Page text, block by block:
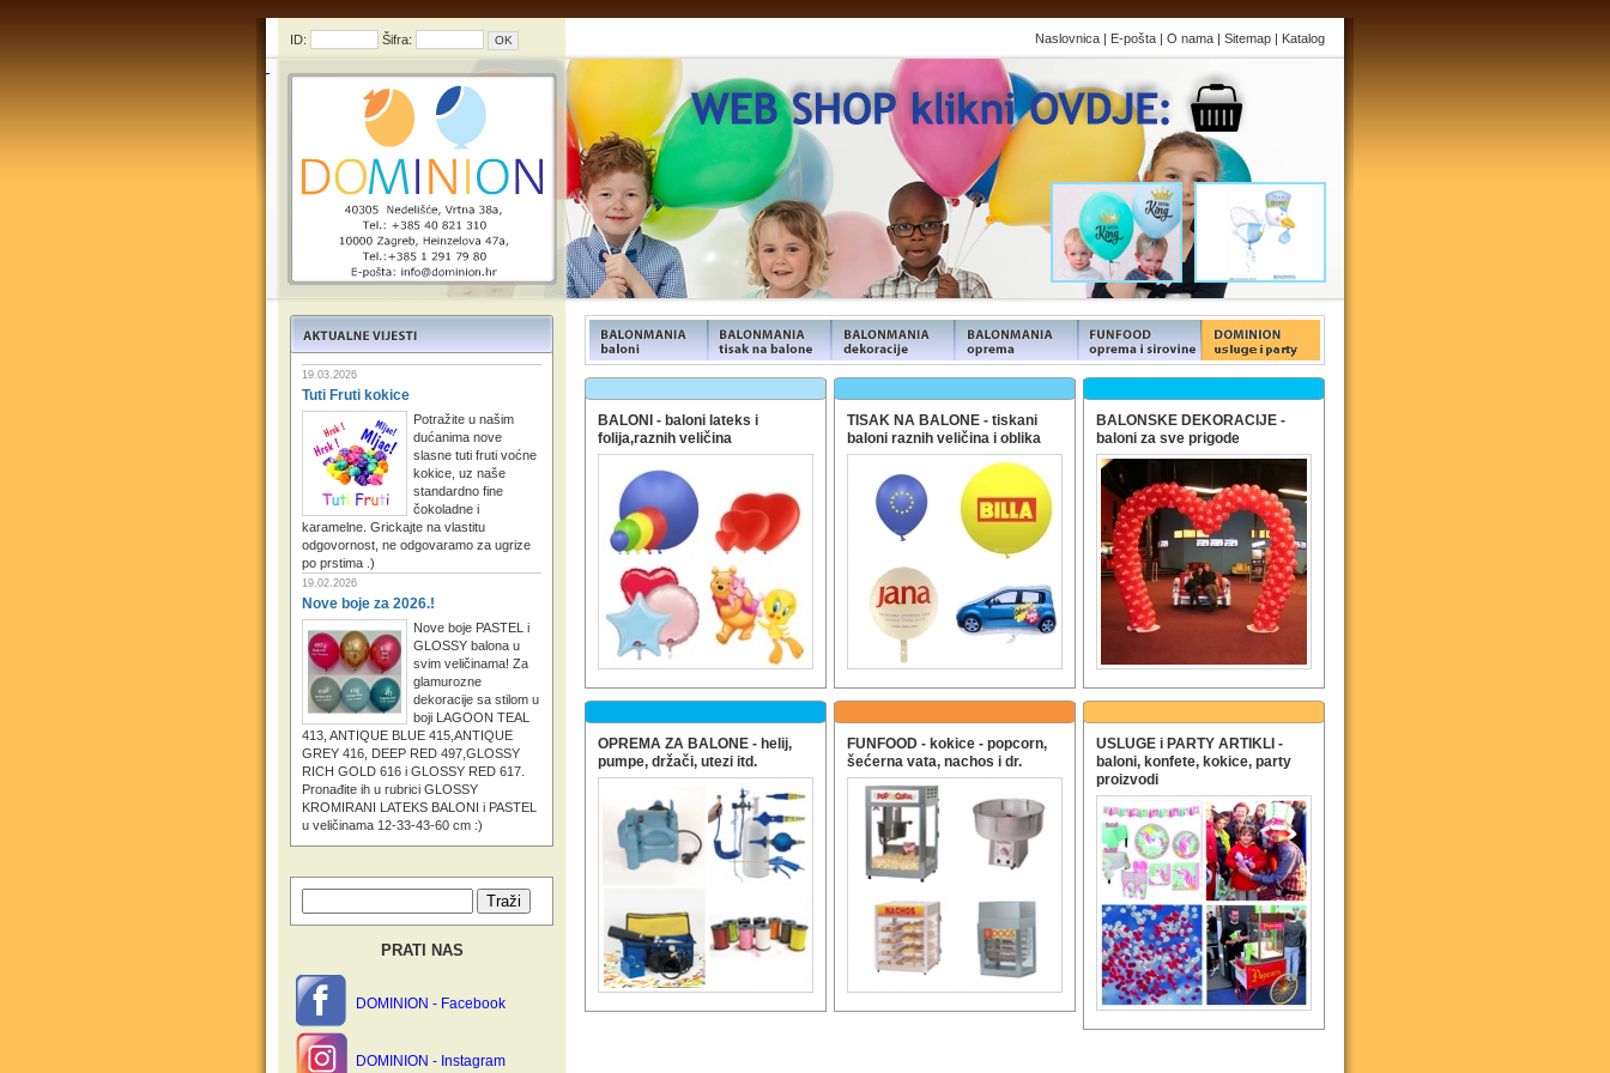
ID: Šifra: Naslovnica | E-pošta | O nama | Sitemap | Katalog
19.03.2026
Tuti Fruti kokice
Potražite u našim
dućanima nove
slasne tuti fruti voćne
kokice, uz naše
standardno fine
čokoladne i
karamelne. Grickajte na vlastitu
odgovornost, ne odgovaramo za ugrize
po prstima .)
19.02.2026
Nove boje za 2026.!
Nove boje PASTEL i
GLOSSY balona u
svim veličinama! Za
glamurozne
dekoracije sa stilom u
boji LAGOON TEAL
413, ANTIQUE BLUE 415,ANTIQUE
GREY 416, DEEP RED 497,GLOSSY
RICH GOLD 616 i GLOSSY RED 617.
Pronađite ih u rubrici GLOSSY
KROMIRANI LATEKS BALONI i PASTEL
u veličinama 12-33-43-60 cm :)
PRATI NAS
DOMINION - Facebook
DOMINION - Instagram
BALONI - baloni lateks i
folija,raznih veličina
TISAK NA BALONE - tiskani
baloni raznih veličina i oblika
BALONSKE DEKORACIJE -
baloni za sve prigode
OPREMA ZA BALONE - helij,
pumpe, držači, utezi itd.
FUNFOOD - kokice - popcorn,
šećerna vata, nachos i dr.
USLUGE i PARTY ARTIKLI -
baloni, konfete, kokice, party
proizvodi